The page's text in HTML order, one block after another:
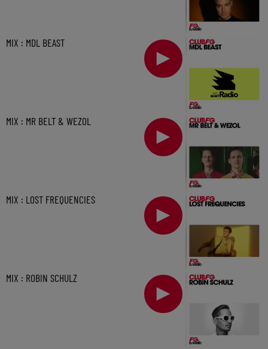
MIX : MDL BEAST
MIX : MR BELT & WEZOL
MIX : LOST FREQUENCIES
MIX : ROBIN SCHULZ